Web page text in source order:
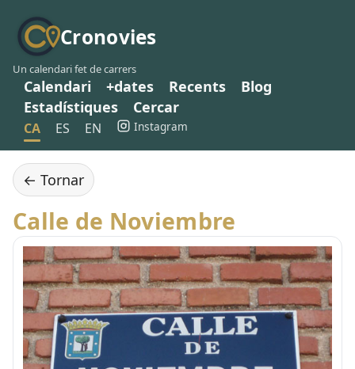
Cronovies
Un calendari fet de carrers
Calendari +dates Recents
Blog
Estadístiques
Cercar
CA ES EN Instagram
← Tornar
Calle de Noviembre